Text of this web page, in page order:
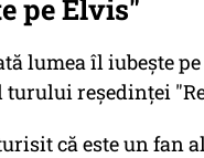
pe Elvis"
lumea îl iubeşte
reşedinţei
că este un fan